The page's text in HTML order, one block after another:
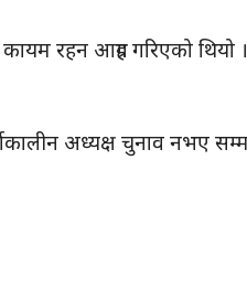
रहन आग्रह गरिएको थियो ।
अध्यक्ष चुनाव नभए